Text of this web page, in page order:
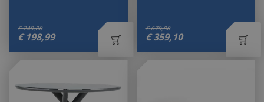
€ 249,00
€ 198,99
€ 679,00
€ 359,10